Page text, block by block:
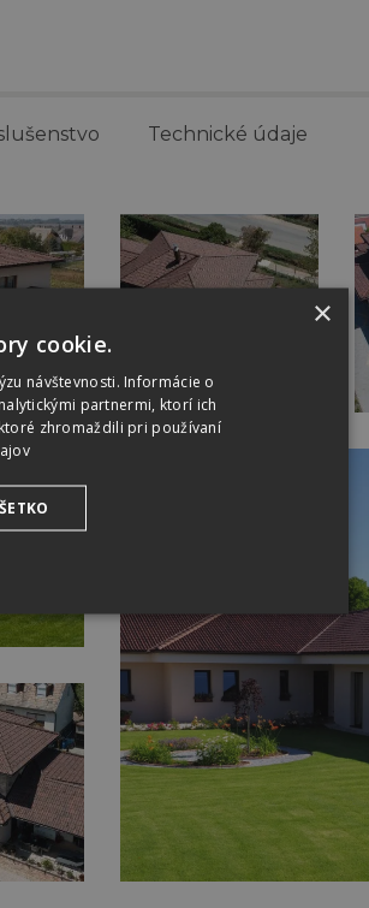
Technické údaje
×
cookie.
návštevnosti. Informácie o
partnermi, ktorí ich
zhromaždili pri používaní